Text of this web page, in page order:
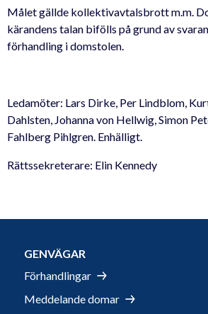
Målet gällde kollektivavtalsbrott m.m.
kärandens talan bifölls på grund av
förhandling i domstolen.
Ledamöter: Lars Dirke, Per Lindblom,
Dahlsten, Johanna von Hellwig, Simon
Fahlberg Pihlgren. Enhälligt.
Rättssekreterare: Elin Kennedy
GENVÄGAR
Förhandlingar
Meddelande domar